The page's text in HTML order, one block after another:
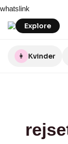
to
content
whatslink
Explore
👩 Kvinder